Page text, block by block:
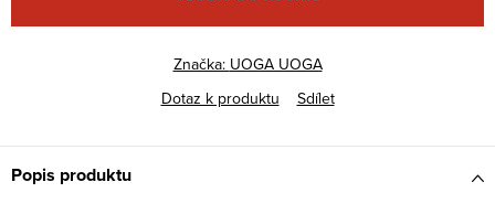
Značka: UOGA UOGA
Dotaz k produktu
Sdílet
Popis produktu